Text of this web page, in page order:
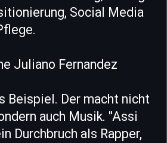
Social Media
Juliano Fernandez
Beispiel. Der macht nicht
auch Musik. "Assi
Durchbruch als Rapper,